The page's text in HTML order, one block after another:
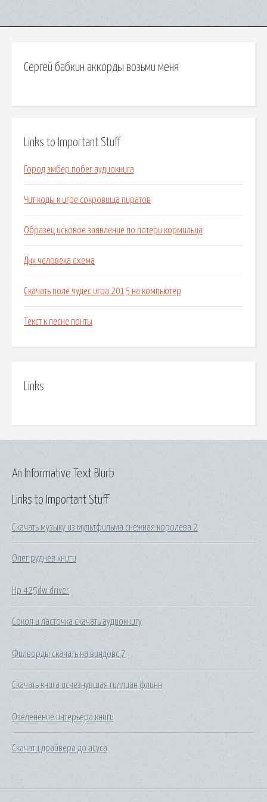
Сергей бабкин аккорды возьми меня
Links to Important Stuff
Город эмбер побег аудиокнига
Чит коды к игре сокровища пиратов
Образец исковое заявление по потери кормильца
Днк человека схема
Скачать поле чудес игра 2015 на компьютер
Текст к песне понты
Links
Links to Important Stuff
Скачать музыку из мультфильма снежная королева 2
Олег руднев книги
Hp 425dw driver
Сокол и ласточка скачать аудиокнигу
Филворды скачать на виндовс 7
Скачать книга исчезнувшая гиллиан флинн
Озеленение интерьера книги
Скачати драйвера до асуса
An Informative Text Blurb